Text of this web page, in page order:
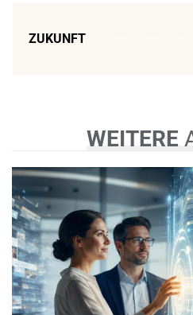
ZUKUNFT
WEITERE